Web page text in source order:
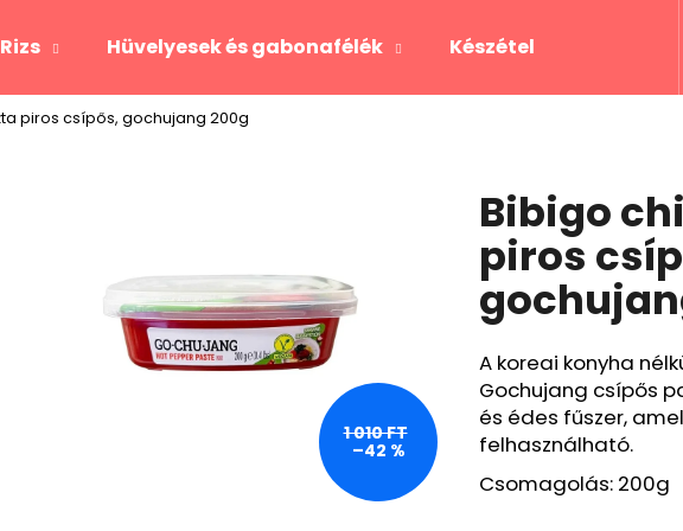
Rizs Hüvelyesek és gabonafélék Készételek
piros csípős, gochujang 200g
Bibigo
piros
A koreai konyha
Gochujang csípős
és édes fűszer,
felhasználható.
Csomagolás: 200g
1 010 FT
–42 %
Mit keres?